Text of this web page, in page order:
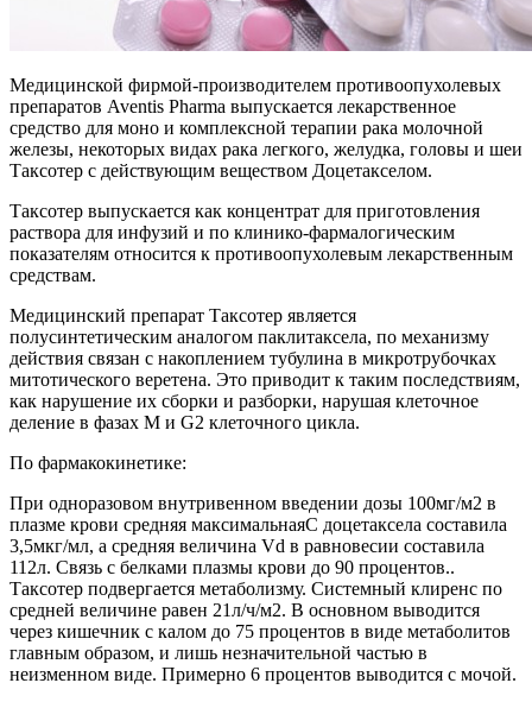
Медицинской фирмой-производителем противоопухолевых
препаратов Aventis Pharma выпускается лекарственное
средство для моно и комплексной терапии рака молочной
железы, некоторых видах рака легкого, желудка, головы и шеи
Таксотер с действующим веществом Доцетакселом.
Таксотер выпускается как концентрат для приготовления
раствора для инфузий и по клинико-фармалогическим
показателям относится к противоопухолевым лекарственным
средствам.
Медицинский препарат Таксотер является
полусинтетическим аналогом паклитаксела, по механизму
действия связан с накоплением тубулина в микротрубочках
митотического веретена. Это приводит к таким последствиям,
как нарушение их сборки и разборки, нарушая клеточное
деление в фазах М и G2 клеточного цикла.
По фармакокинетике:
При одноразовом внутривенном введении дозы 100мг/м2 в
плазме крови средняя максимальнаяС доцетаксела составила
3,5мкг/мл, а средняя величина Vd в равновесии составила
112л. Связь с белками плазмы крови до 90 процентов..
Таксотер подвергается метаболизму. Системный клиренс по
средней величине равен 21л/ч/м2. В основном выводится
через кишечник с калом до 75 процентов в виде метаболитов
главным образом, и лишь незначительной частью в
неизменном виде. Примерно 6 процентов выводится с мочой.